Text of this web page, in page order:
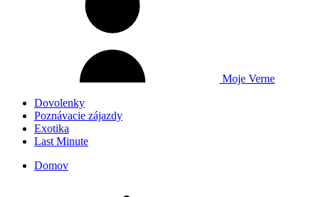
Moje Verne
Dovolenky
Poznávacie zájazdy
Exotika
Last Minute
Domov